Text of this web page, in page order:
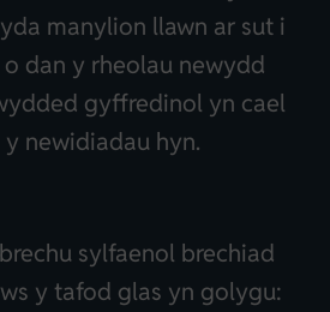
manylion llawn ar sut i
dan y rheolau newydd
gyffredinol yn cael
newidiadau hyn.
sylfaenol brechiad
y tafod glas yn golygu: